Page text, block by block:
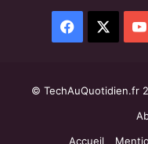
Facebook
© TechAuQuotidien.fr
Accueil